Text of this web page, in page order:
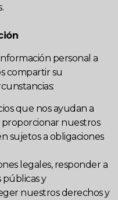
personal a
compartir su
que nos ayudan a
nuestros
sujetos a obligaciones
legales, responder a
y
nuestros derechos y